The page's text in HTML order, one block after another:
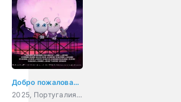
Добро пожаловать в Декорадо
2025, Португалия, Испания, мультфильм, ужасы, фэнтези, комедия